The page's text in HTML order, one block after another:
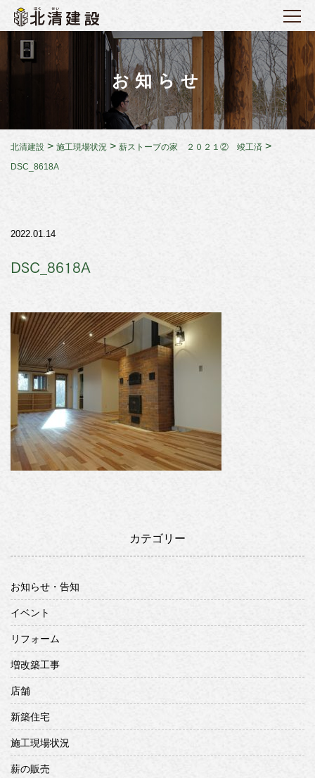
お知らせ
北清建設 > 施工現場状況 > 薪ストーブの家 ２０２１② 竣工済 >
DSC_8618A
2022.01.14
DSC_8618A
カテゴリー
お知らせ・告知
イベント
リフォーム
増改築工事
店舗
新築住宅
施工現場状況
薪の販売